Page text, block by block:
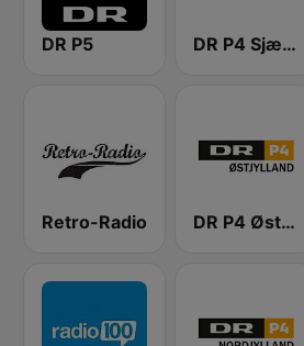
DR P5 DR P4 Sjælland
Retro-Radio DR P4 Østjyllands